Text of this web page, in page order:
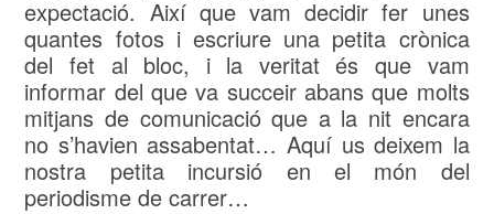
expectació. Així que vam decidir fer unes
quantes fotos i escriure una petita crònica
del fet al bloc, i la veritat és que vam
informar del que va succeir abans que molts
mitjans de comunicació que a la nit encara
no s’havien assabentat… Aquí us deixem la
nostra petita incursió en el món del
periodisme de carrer…